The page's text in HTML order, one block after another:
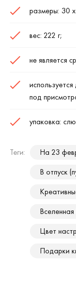
размеры: 30
вес: 222 г;
не является
под
упаковка:
Теги: На 23
В отпуск
Цвет
Подарки